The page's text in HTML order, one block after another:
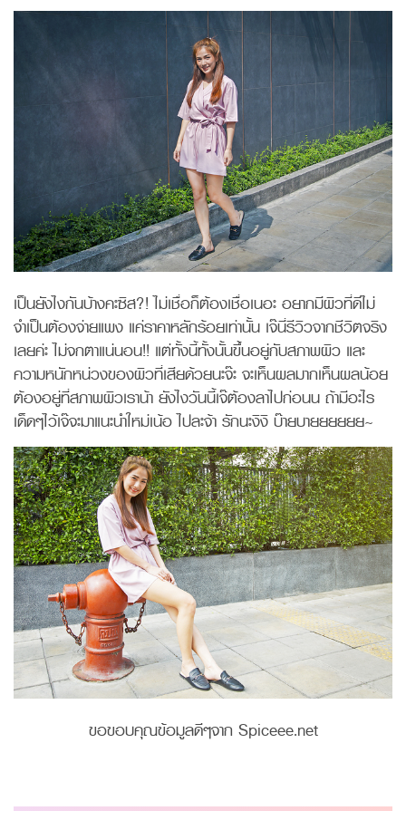
เป็นยังไงกันบ้างคะซิส?! ไม่เชื่อก็ต้องเชื่อเนอะ อยากมีผิวที่ดีไม่
จำเป็นต้องจ่ายแพง แค่ราคาหลักร้อยเท่านั้น เจ๊นี่รีวิวจากชีวิตจริง
เลยค่ะ ไม่จกตาแน่นอน!! แต่ทั้งนี้ทั้งนั้นขึ้นอยู่กับสภาพผิว และ
ความหนักหน่วงของผิวที่เสียด้วยนะจ๊ะ จะเห็นผลมากเห็นผลน้อย
ต้องอยู่ที่สภาพผิวเราน้า ยังไงวันนี้เจ๊ต้องลาไปก่อนน ถ้ามีอะไร
เด็ดๆไว้เจ๊จะมาแนะนำใหม่เน้อ ไปละจ้า รักนะงิงิ บ๊ายบายยยยยย~
ขอขอบคุณข้อมูลดีๆจาก Spiceee.net